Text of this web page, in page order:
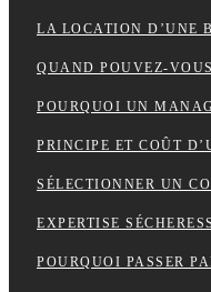
PRINCIPE ET COÛT